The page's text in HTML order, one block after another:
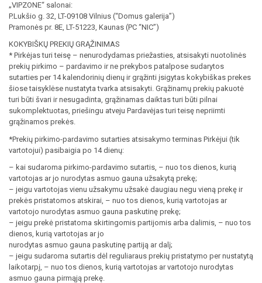
„VIPZONE“ salonai:
P.Lukšio g. 32, LT-09108 Vilnius (“Domus galerija”)
Pramonės pr. 8E, LT-51223, Kaunas (PC “NIC”)
KOKYBIŠKŲ PREKIŲ GRĄŽINIMAS
* Pirkėjas turi teisę – nenurodydamas priežasties, atsisakyti nuotolinės
prekių pirkimo – pardavimo ir ne prekybos patalpose sudarytos
sutarties per 14 kalendorinių dienų ir grąžinti įsigytas kokybiškas prekes
šiose taisyklėse nustatyta tvarka atsisakyti. Grąžinamų prekių pakuotė
turi būti švari ir nesugadinta, grąžinamas daiktas turi būti pilnai
sukomplektuotas, priešingu atveju Pardavėjas turi teisę nepriimti
grąžinamos prekės.
*Prekių pirkimo-pardavimo sutarties atsisakymo terminas Pirkėjui (tik
vartotojui) pasibaigia po 14 dienų:
– kai sudaroma pirkimo-pardavimo sutartis, – nuo tos dienos, kurią
vartotojas ar jo nurodytas asmuo gauna užsakytą prekę;
– jeigu vartotojas vienu užsakymu užsakė daugiau negu vieną prekę ir
prekės pristatomos atskirai, – nuo tos dienos, kurią vartotojas ar
vartotojo nurodytas asmuo gauna paskutinę prekę;
– jeigu prekė pristatoma skirtingomis partijomis arba dalimis, – nuo tos
dienos, kurią vartotojas ar jo
nurodytas asmuo gauna paskutinę partiją ar dalį;
– jeigu sudaroma sutartis dėl reguliaraus prekių pristatymo per nustatytą
laikotarpį, – nuo tos dienos, kurią vartotojas ar vartotojo nurodytas
asmuo gauna pirmąją prekę.